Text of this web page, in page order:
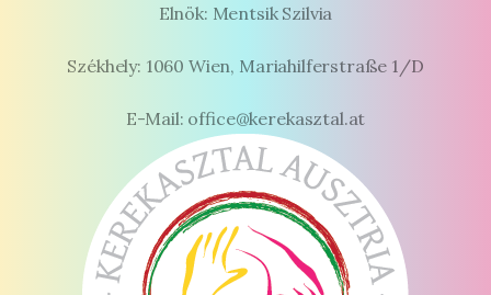
Elnök: Mentsik Szilvia
Székhely: 1060 Wien, Mariahilferstraße 1/D
E-Mail: office@kerekasztal.at